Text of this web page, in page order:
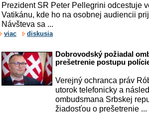
Prezident SR Peter Pellegrini odcestuje
Vatikánu, kde ho na osobnej audiencii
Návšteva sa ...
viac diskusia
Dobrovodský požiadal
prešetrenie postupu
Verejný ochranca práv
utorok telefonicky a
ombudsmana Srbskej
žiadosťou o prešetrenie ...